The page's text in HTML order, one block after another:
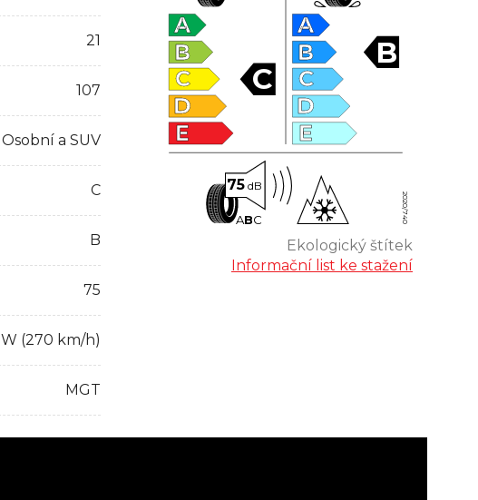
21
107
Osobní a SUV
C
B
75
W (270 km/h)
MGT
A
B
C
D
E
C
A
B
C
D
E
B
75 dB
ABC 2020/740
Ekologický štítek
Informační list ke stažení